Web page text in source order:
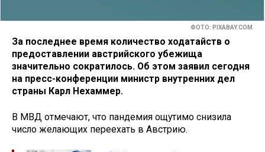
ФОТО: PIXABAY.COM
За последнее время количество ходатайств о
предоставлении австрийского убежища
значительно сократилось. Об этом заявил сегодня
на пресс-конференции министр внутренних дел
страны Карл Нехаммер.
В МВД отмечают, что пандемия ощутимо снизила
число желающих переехать в Австрию.